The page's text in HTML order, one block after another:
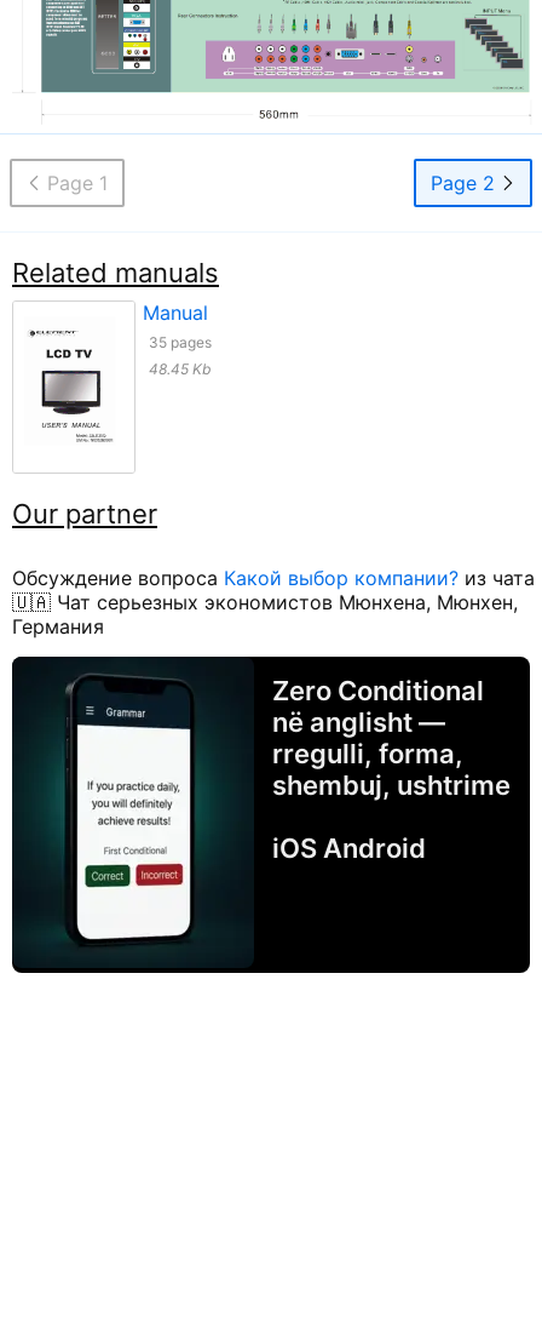
Page 1 Page 2
Related manuals
Manual
35 pages
48.45 Kb
Our partner
Обсуждение вопроса Какой выбор компании? из чата
🇺🇦 Чат серьезных экономистов Мюнхена, Мюнхен,
Германия
Zero Conditional
në anglisht —
rregulli, forma,
shembuj, ushtrime
iOS Android